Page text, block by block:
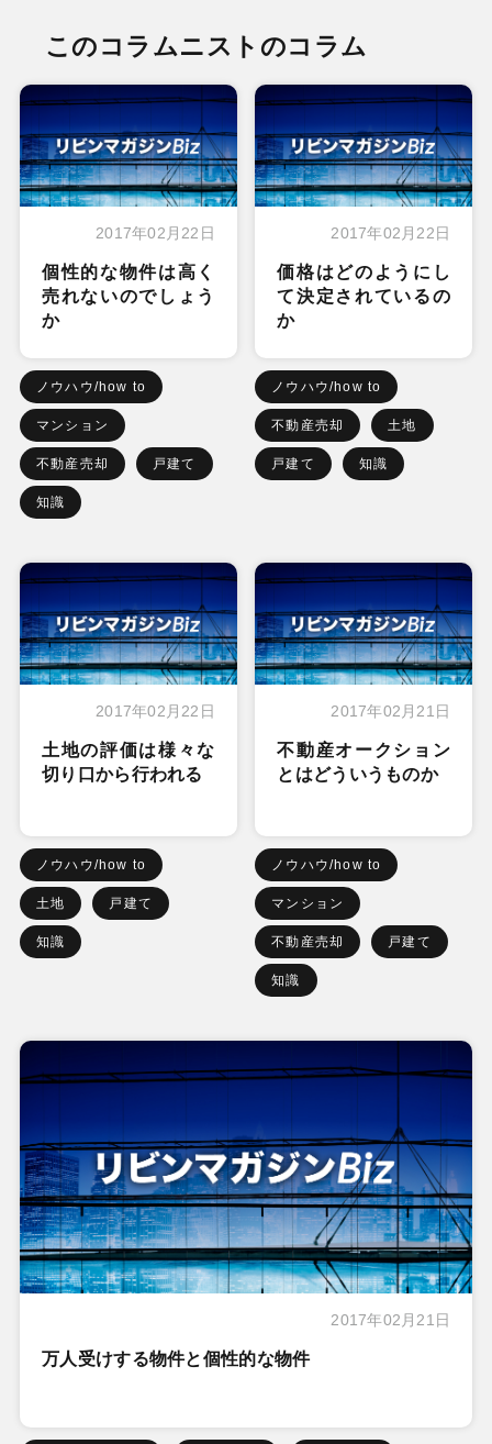
このコラムニストのコラム
2017年02月22日
個性的な物件は高く
売れないのでしょう
か
ノウハウ/how to
マンション
不動産売却 戸建て
知識
2017年02月22日
価格はどのようにし
て決定されているの
か
ノウハウ/how to
不動産売却 土地
戸建て 知識
2017年02月22日
土地の評価は様々な
切り口から行われる
ノウハウ/how to
土地 戸建て
知識
2017年02月21日
不動産オークション
とはどういうものか
ノウハウ/how to
マンション
不動産売却 戸建て
知識
2017年02月21日
万人受けする物件と個性的な物件